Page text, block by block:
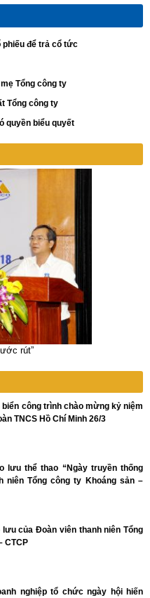
phiếu để trả cổ tức
Tổng công ty
Tổng công ty
quyền biểu quyết
rút”
biển công trình chào mừng kỷ niệm
TNCS Hồ Chí Minh 26/3
lưu thể thao “Ngày truyền thống
niên Tổng công ty Khoáng sản –
của Đoàn viên thanh niên Tổng
CTCP
nghiệp tổ chức ngày hội hiến